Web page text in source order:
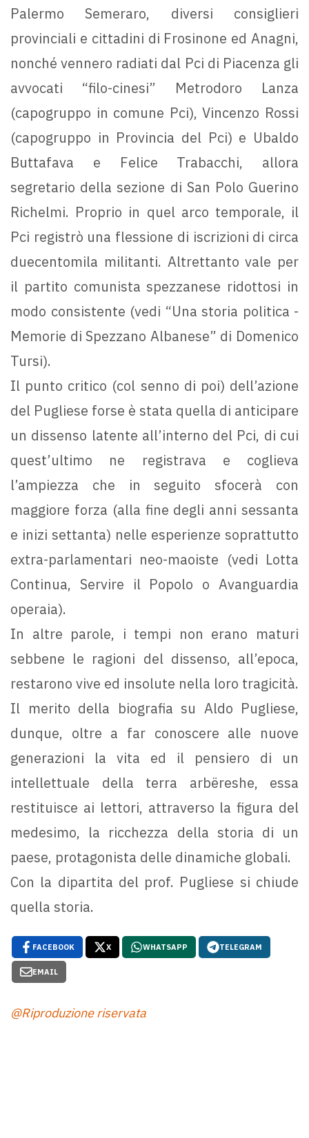
Palermo Semeraro, diversi consiglieri
provinciali e cittadini di Frosinone ed Anagni,
nonché vennero radiati dal Pci di Piacenza gli
avvocati “filo-cinesi” Metrodoro Lanza
(capogruppo in comune Pci), Vincenzo Rossi
(capogruppo in Provincia del Pci) e Ubaldo
Buttafava e Felice Trabacchi, allora
segretario della sezione di San Polo Guerino
Richelmi. Proprio in quel arco temporale, il
Pci registrò una flessione di iscrizioni di circa
duecentomila militanti. Altrettanto vale per
il partito comunista spezzanese ridottosi in
modo consistente (vedi “Una storia politica -
Memorie di Spezzano Albanese” di Domenico
Tursi).
Il punto critico (col senno di poi) dell’azione
del Pugliese forse è stata quella di anticipare
un dissenso latente all’interno del Pci, di cui
quest’ultimo ne registrava e coglieva
l’ampiezza che in seguito sfocerà con
maggiore forza (alla fine degli anni sessanta
e inizi settanta) nelle esperienze soprattutto
extra-parlamentari neo-maoiste (vedi Lotta
Continua, Servire il Popolo o Avanguardia
operaia).
In altre parole, i tempi non erano maturi
sebbene le ragioni del dissenso, all’epoca,
restarono vive ed insolute nella loro tragicità.
Il merito della biografia su Aldo Pugliese,
dunque, oltre a far conoscere alle nuove
generazioni la vita ed il pensiero di un
intellettuale della terra arbëreshe, essa
restituisce ai lettori, attraverso la figura del
medesimo, la ricchezza della storia di un
paese, protagonista delle dinamiche globali.
Con la dipartita del prof. Pugliese si chiude
quella storia.
FACEBOOK X WHATSAPP TELEGRAM
EMAIL
@Riproduzione riservata